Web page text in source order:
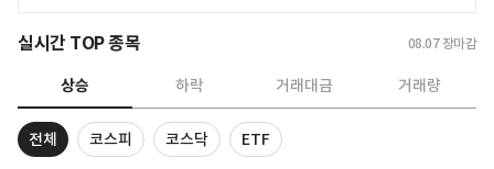
실시간 TOP 종목 08.07 장마감
상승 하락 거래대금 거래량
전체 코스피 코스닥 ETF